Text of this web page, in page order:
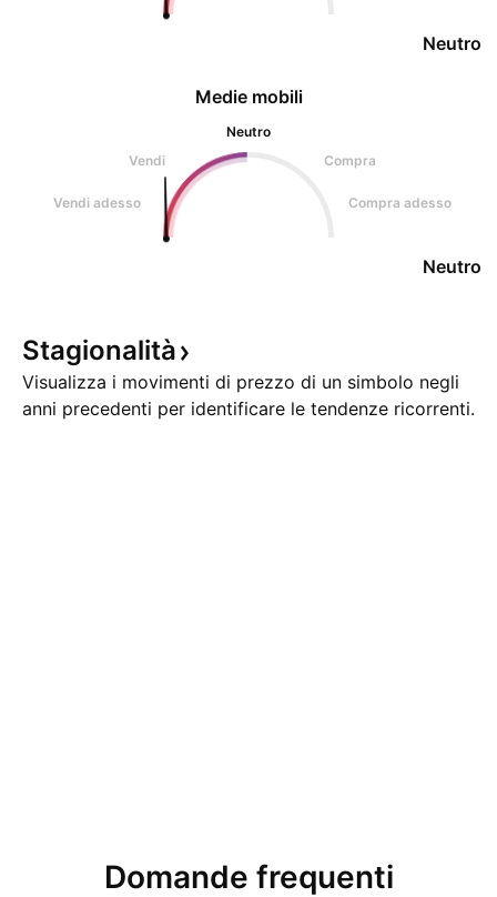
Neutro
Medie mobili
Neutro
Vendi
Compra
Vendi adesso Compra adesso
Neutro
Stagionalità
Visualizza i movimenti di prezzo di un simbolo negli
anni precedenti per identificare le tendenze ricorrenti.
Domande frequenti